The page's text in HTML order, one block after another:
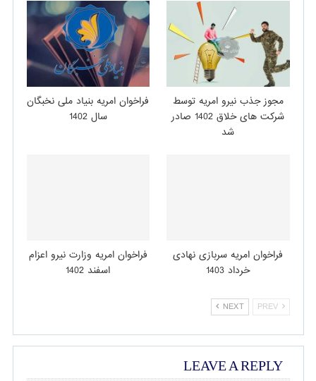
مجوز جذب نیرو امریه توسط
شرکت های خلاق 1402 صادر
شد
فراخوان امریه بنیاد ملی نخبگان
سال 1402
فراخوان امریه سربازی نهادی
خرداد 1403
فراخوان امریه وزارت نیرو اعزام
اسفند 1402
PREV
NEXT
LEAVE A REPLY